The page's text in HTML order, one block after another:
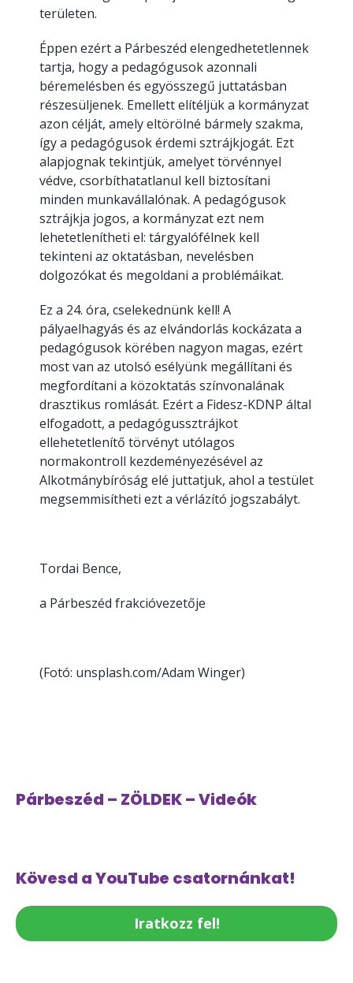
területen.
Éppen ezért a Párbeszéd elengedhetetlennek
tartja, hogy a pedagógusok azonnali
béremelésben és egyösszegű juttatásban
részesüljenek. Emellett elítéljük a kormányzat
azon célját, amely eltörölné bármely szakma,
így a pedagógusok érdemi sztrájkjogát. Ezt
alapjognak tekintjük, amelyet törvénnyel
védve, csorbíthatatlanul kell biztosítani
minden munkavállalónak. A pedagógusok
sztrájkja jogos, a kormányzat ezt nem
lehetetlenítheti el: tárgyalófélnek kell
tekinteni az oktatásban, nevelésben
dolgozókat és megoldani a problémáikat.
Ez a 24. óra, cselekednünk kell! A
pályaelhagyás és az elvándorlás kockázata a
pedagógusok körében nagyon magas, ezért
most van az utolsó esélyünk megállítani és
megfordítani a közoktatás színvonalának
drasztikus romlását. Ezért a Fidesz-KDNP által
elfogadott, a pedagógussztrájkot
ellehetetlenítő törvényt utólagos
normakontroll kezdeményezésével az
Alkotmánybíróság elé juttatjuk, ahol a testület
megsemmisítheti ezt a vérlázító jogszabályt.
Tordai Bence,
a Párbeszéd frakcióvezetője
(Fotó: unsplash.com/Adam Winger)
Párbeszéd – ZÖLDEK – Videók
Kövesd a YouTube csatornánkat!
Iratkozz fel!